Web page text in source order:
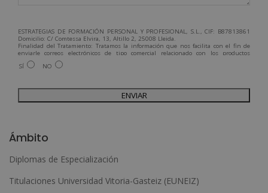
ESTRATEGIAS DE FORMACIÓN PERSONAL Y PROFESIONAL, S.L., CIF: B87813861
Domicilio: C/ Comtessa Elvira, 13, Altillo 2, 25008 Lleida.
Finalidad del Tratamiento: Tratamos la información que nos facilita con el fin de
enviarle correos electrónicos de tipo comercial relacionado con los productos
ofrecidos y otros tipo de productos que fueran de su interés.
Legitimación del tratamiento: Consentimiento del interesado.
Para más información consulte nuestra Política de Privacidad.
Desea recibir información comercial (vía telefónica y/o email):
SÍ NO
e
r
Ámbito
Diplomas de Especialización
Titulaciones Universidad Vitoria-Gasteiz (EUNEIZ)